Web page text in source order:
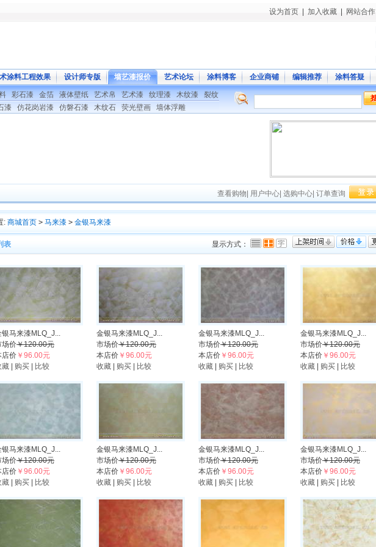
设为首页 加入收藏 网站合作
涂料工程效果 设计师专版 墙艺漆报价 艺术论坛 涂料博客 企业商铺 编辑推荐
涂料答疑
彩石漆 金箔 液体壁纸 艺术帛 艺术漆 纹理漆 木纹漆
裂纹
漆 仿花岗岩漆 仿磐石漆 木纹石 荧光壁画 墙体浮雕
查看购物 用户中心 选购中心 订单查询
: 商城首页 > 马来漆 > 金银马来漆
表 显示方式：
银马来漆MLQ_J...
场价￥120.00元
店价 ￥96.00元
藏
购买 比较
金银马来漆MLQ_J...
市场价￥120.00元
本店价 ￥96.00元
收藏
购买 比较
金银马来漆MLQ_J...
市场价￥120.00元
本店价 ￥96.00元
收藏
购买 比较
金银马来漆MLQ_J...
市场价￥120.00元
本店价 ￥96.00元
收藏
购买 比较
银马来漆MLQ_J...
场价￥120.00元
店价 ￥96.00元
藏
购买 比较
金银马来漆MLQ_J...
市场价￥120.00元
本店价 ￥96.00元
收藏
购买 比较
金银马来漆MLQ_J...
市场价￥120.00元
本店价 ￥96.00元
收藏
购买 比较
金银马来漆MLQ_J...
市场价￥120.00元
本店价 ￥96.00元
收藏
购买 比较